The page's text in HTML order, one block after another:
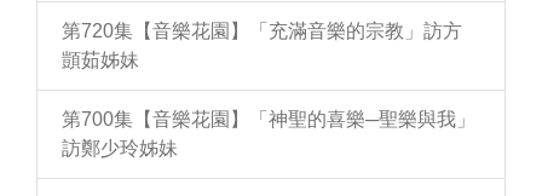
第720集【音樂花園】「充滿音樂的宗教」訪方
顗茹姊妹
第700集【音樂花園】「神聖的喜樂─聖樂與我」
訪鄭少玲姊妹